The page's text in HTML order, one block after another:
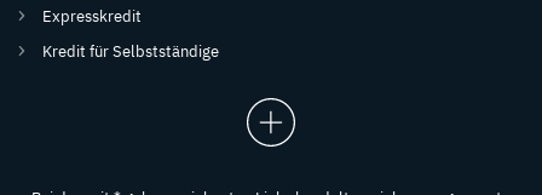
Expresskredit
Kredit für Selbstständige